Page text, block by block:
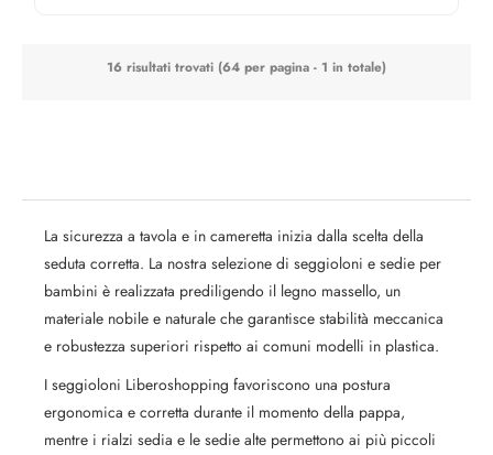
16 risultati trovati (64 per pagina - 1 in totale)
La sicurezza a tavola e in cameretta inizia dalla scelta della
seduta corretta. La nostra selezione di seggioloni e sedie per
bambini è realizzata prediligendo il legno massello, un
materiale nobile e naturale che garantisce stabilità meccanica
e robustezza superiori rispetto ai comuni modelli in plastica.
I seggioloni Liberoshopping favoriscono una postura
ergonomica e corretta durante il momento della pappa,
mentre i rialzi sedia e le sedie alte permettono ai più piccoli